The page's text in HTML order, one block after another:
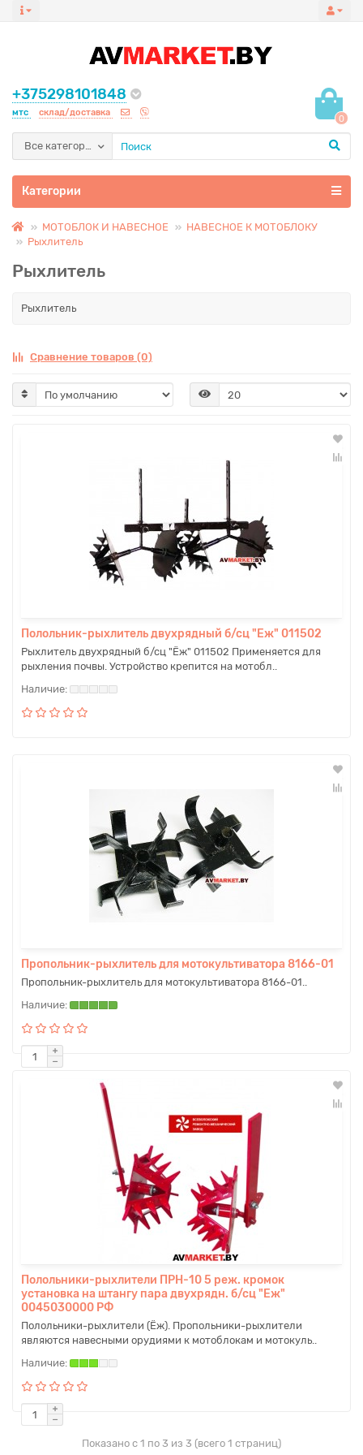
+375298101848
мтс склад/доставка
0
Все категории
Категории
МОТОБЛОК И НАВЕСНОЕ
НАВЕСНОЕ К МОТОБЛОКУ
Рыхлитель
Рыхлитель
Рыхлитель
Сравнение товаров (0)
Полольник-рыхлитель двухрядный б/сц "Еж" 011502
Рыхлитель двухрядный б/сц "Ёж" 011502 Применяется для
рыхления почвы. Устройство крепится на мотобл..
Пропольник-рыхлитель для мотокультиватора 8166-01
Пропольник-рыхлитель для мотокультиватора 8166-01..
Полольники-рыхлители ПРН-10 5 реж. кромок
установка на штангу пара двухрядн. б/сц "Еж"
0045030000 РФ
Полольники-рыхлители (Ёж). Пропольники-рыхлители
являются навесными орудиями к мотоблокам и мотокуль..
Показано с 1 по 3 из 3 (всего 1 страниц)